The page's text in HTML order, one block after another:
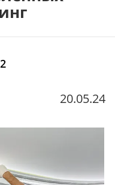
20.05.24